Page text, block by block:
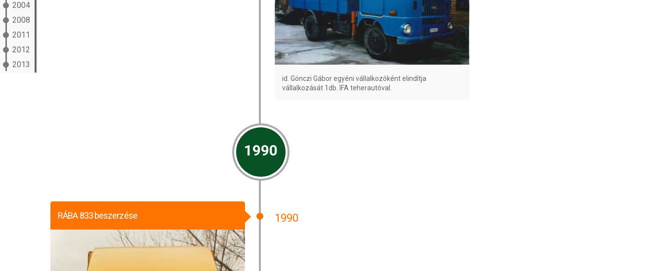
2004
2008
2011
2012
2013
id. Gönczi Gábor egyéni vállalkozóként elindítja
vállalkozását 1db. IFA teherautóval.
1990
1990
RÁBA 833 beszerzése